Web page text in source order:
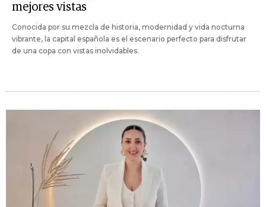
mejores vistas
Conocida por su mezcla de historia, modernidad y vida nocturna
vibrante, la capital española es el escenario perfecto para disfrutar
de una copa con vistas inolvidables.